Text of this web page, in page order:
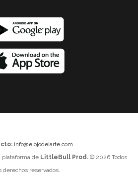
info@elojodelarte.com
de LittleBull Prod.© 2026 Todos
derechos reservados.